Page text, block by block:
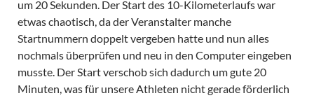
um 20 Sekunden. Der Start des 10-Kilometerlaufs war
etwas chaotisch, da der Veranstalter manche
Startnummern doppelt vergeben hatte und nun alles
nochmals überprüfen und neu in den Computer eingeben
musste. Der Start verschob sich dadurch um gute 20
Minuten, was für unsere Athleten nicht gerade förderlich